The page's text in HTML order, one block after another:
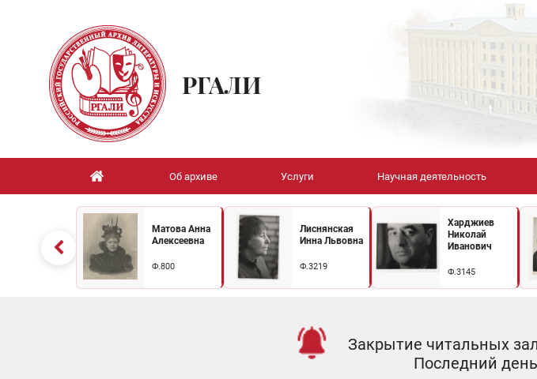
РГАЛИ
Об архиве Услуги Научная деятельность
Матова Анна
Алексеевна
Ф.800
Лиснянская
Инна Львовна
Ф.3219
Харджиев
Николай
Иванович
Ф.3145
Закрытие читальных
Последний